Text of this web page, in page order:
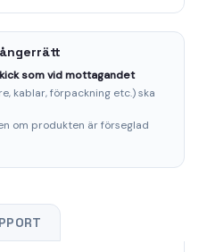
som vid mottagandet
kablar, förpackning etc.) ska
om produkten är förseglad